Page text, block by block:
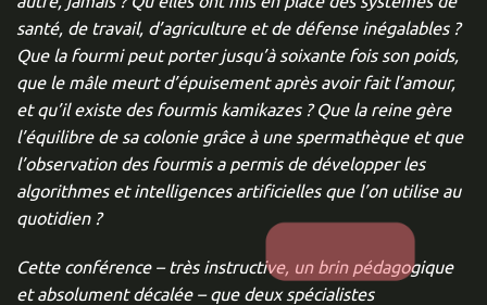
santé, de travail, d’agriculture et de défense inégalables ?
Que la fourmi peut porter jusqu’à soixante fois son poids,
que le mâle meurt d’épuisement après avoir fait l’amour,
et qu’il existe des fourmis kamikazes ? Que la reine gère
l’équilibre de sa colonie grâce à une spermathèque et que
l’observation des fourmis a permis de développer les
algorithmes et intelligences artificielles que l’on utilise au
quotidien ?
Cette conférence – très instructive, un brin pédagogique
et absolument décalée – que deux spécialistes